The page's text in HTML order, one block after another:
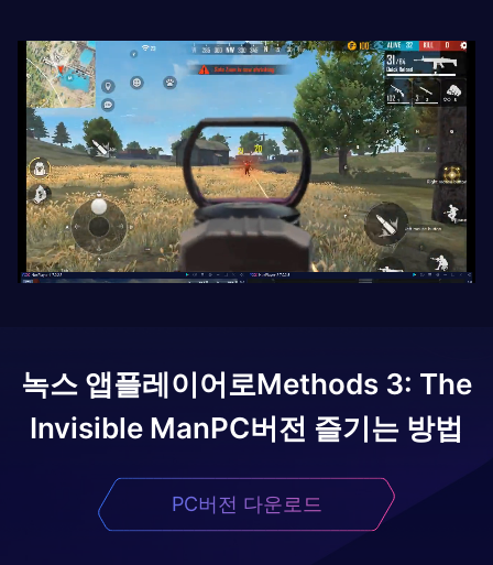
녹스 앱플레이어로Methods 3: The
Invisible ManPC버전 즐기는 방법
PC버전 다운로드